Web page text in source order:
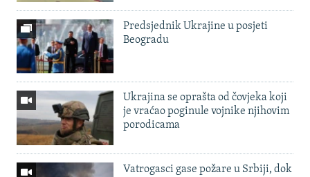
Predsjednik Ukrajine u posjeti
Beogradu
Ukrajina se oprašta od čovjeka koji
je vraćao poginule vojnike njihovim
porodicama
Vatrogasci gase požare u Srbiji, dok